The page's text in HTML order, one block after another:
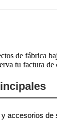
de fábrica
tu factura de
accesorios de